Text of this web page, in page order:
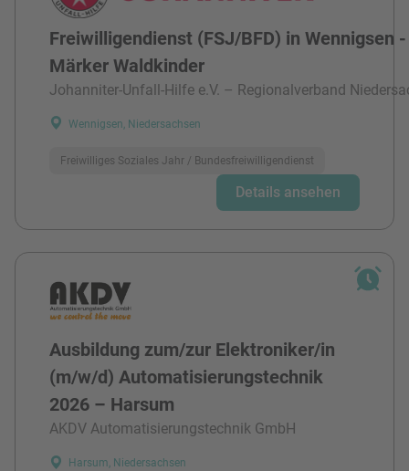
Freiwilligendienst (FSJ/BFD) in Wennigsen
Märker Waldkinder
Johanniter-Unfall-Hilfe e.V. – Regionalverband
Wennigsen, Niedersachsen
Freiwilliges Soziales Jahr / Bundesfreiwilligendienst
Details ansehen
Ausbildung zum/zur Elektroniker/in
(m/w/d) Automatisierungstechnik
2026 – Harsum
AKDV Automatisierungstechnik GmbH
Harsum, Niedersachsen